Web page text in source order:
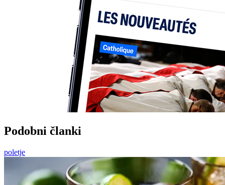
Podobni članki
poletje